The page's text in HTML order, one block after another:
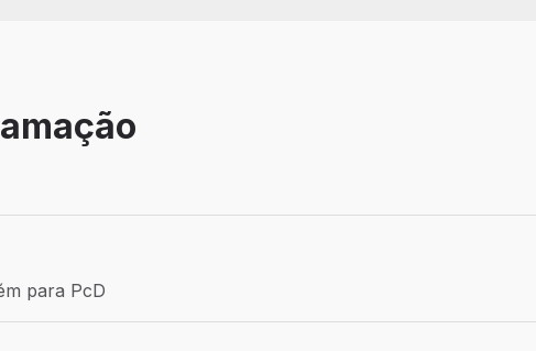
PcD
para PcD